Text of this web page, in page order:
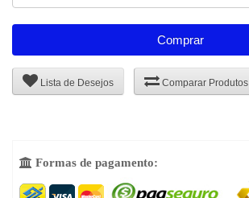
Comprar
Lista de Desejos Comparar Produtos
 Formas de pagamento: